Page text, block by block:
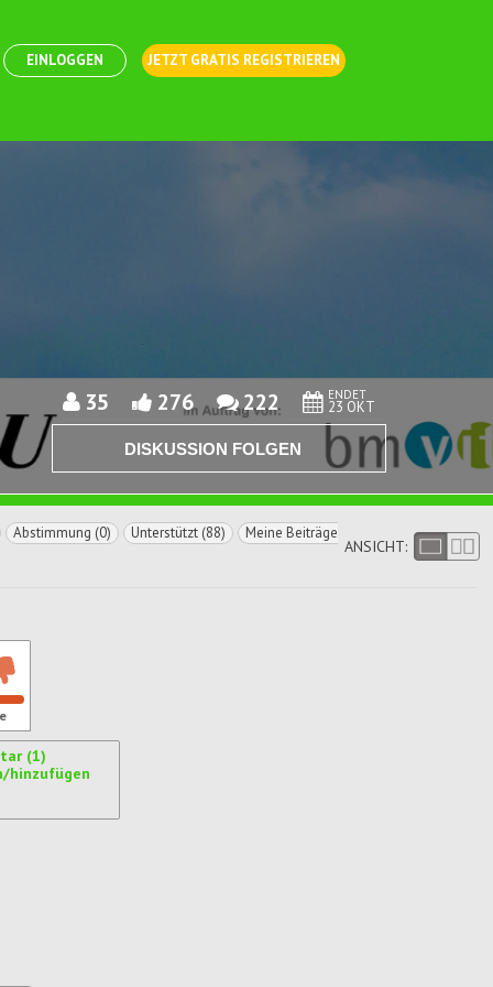
EINLOGGEN JETZT GRATIS REGISTRIEREN
35 276 222 ENDET
23 OKT
DISKUSSION FOLGEN
Abstimmung (0) Unterstützt (88)
Meine Beiträge
ANSICHT:
(1)
hinzufügen